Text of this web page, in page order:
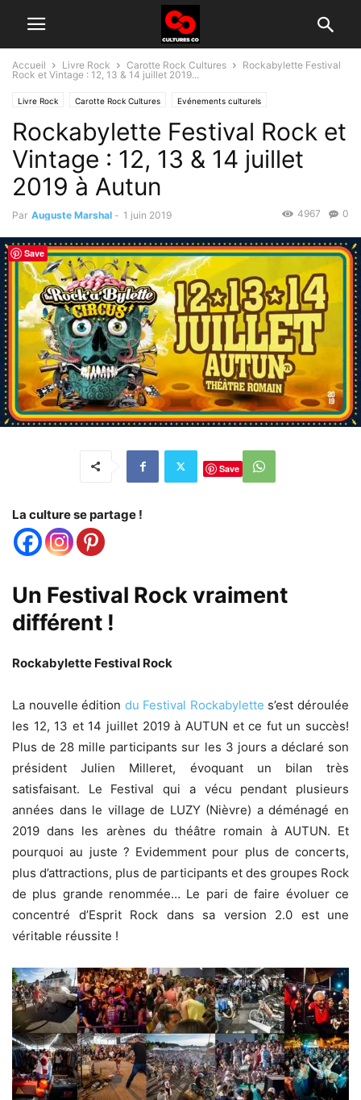
Accueil Livre Rock Carotte Rock Cultures
Rockabylette Festival
Rock et Vintage : 12, 13 & 14 juillet 2019...
Livre Rock Carotte Rock Cultures Evénements culturels
Rockabylette Festival Rock et
Vintage : 12, 13 & 14 juillet
2019 à Autun
Par Auguste Marshal - 1 juin 2019 0
4967
Save
La culture se partage !
Un Festival Rock vraiment
différent !
Rockabylette Festival Rock
La nouvelle édition du Festival Rockabylette s’est déroulée
les 12, 13 et 14 juillet 2019 à AUTUN et ce fut un succès!
Plus de 28 mille participants sur les 3 jours a déclaré son
président Julien Milleret, évoquant un bilan très
satisfaisant. Le Festival qui a vécu pendant plusieurs
années dans le village de LUZY (Nièvre) a déménagé en
2019 dans les arènes du théâtre romain à AUTUN. Et
pourquoi au juste ? Evidemment pour plus de concerts,
plus d’attractions, plus de participants et des groupes Rock
de plus grande renommée… Le pari de faire évoluer ce
concentré d’Esprit Rock dans sa version 2.0 est une
véritable réussite !
Save